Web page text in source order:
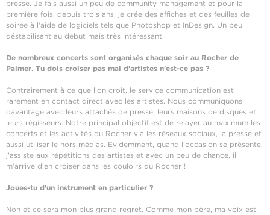
presse. Je fais aussi un peu de community management et pour la
première fois, depuis trois ans, je crée des affiches et des feuilles de
soirée à l'aide de logiciels tels que Photoshop et InDesign. Un peu
déstabilisant au début mais très intéressant.
De nombreux concerts sont organisés chaque soir au Rocher de
Palmer. Tu dois croiser pas mal d'artistes n'est-ce pas ?
Contrairement à ce que l'on croit, le service communication est
rarement en contact direct avec les artistes. Nous communiquons
davantage avec leurs attachés de presse, leurs maisons de disques et
leurs régisseurs. Notre principal objectif est de relayer au maximum les
concerts et les activités du Rocher via les réseaux sociaux, la presse et
aussi utiliser le hors médias. Evidemment, quand l'occasion se présente,
j'assiste aux répétitions des artistes et avec un peu de chance, il
m'arrive d'en croiser dans les couloirs du Rocher !
Joues-tu d'un instrument en particulier ?
Non et ce sera mon plus grand regret. Comme mon père, ma voix est